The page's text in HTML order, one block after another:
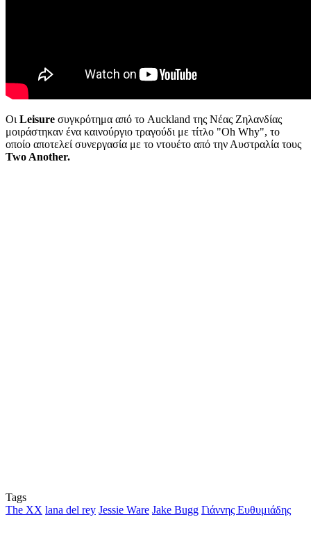
Οι Leisure συγκρότημα από το Auckland της Νέας Ζηλανδίας
μοιράστηκαν ένα καινούργιο τραγούδι με τίτλο "Oh Why", το
οποίο αποτελεί συνεργασία με το ντουέτο από την Αυστραλία τους
Two Another.
Tags
The XX lana del rey Jessie Ware Jake Bugg Γιάννης Ευθυμιάδης